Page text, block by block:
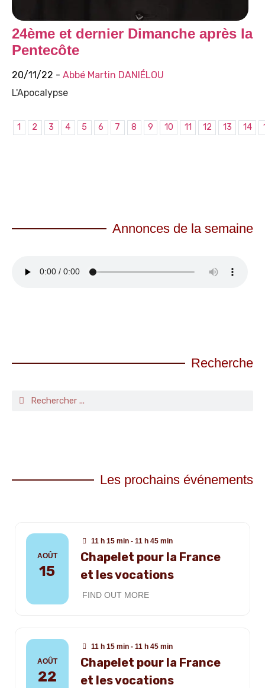
24ème et dernier Dimanche après la
Pentecôte
20/11/22 - Abbé Martin DANIÉLOU
L'Apocalypse
1 2 3 4 5 6 7 8 9 10 11 12 13 14
Annonces de la semaine
Recherche
Les prochains événements
AOÛT
15
11 h 15 min - 11 h 45 min
Chapelet pour la France
et les vocations
FIND OUT MORE
AOÛT
22
11 h 15 min - 11 h 45 min
Chapelet pour la France
et les vocations